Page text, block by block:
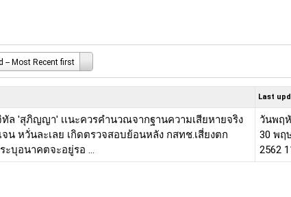
-- Most Recent first
Last
ทัล 'สุภิญญา' เเนะควรคำนวณจากฐานความเสียหายจริง
จน หวั่นละเลย เกิดตรวจสอบย้อนหลัง กสทช.เสี่ยงตก
ะบุอนาคตจะอยู่รอ ...
วันพฤ
30 พฤ
2562